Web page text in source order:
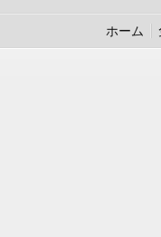
ホーム